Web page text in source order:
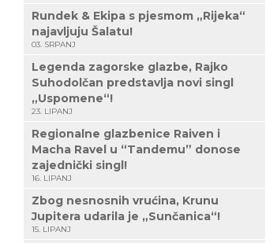
Rundek & Ekipa s pjesmom „Rijeka“
najavljuju Šalatu!
03. SRPANJ
Legenda zagorske glazbe, Rajko
Suhodolčan predstavlja novi singl
„Uspomene“!
23. LIPANJ
Regionalne glazbenice Raiven i
Macha Ravel u “Tandemu” donose
zajednički singl!
16. LIPANJ
Zbog nesnosnih vrućina, Krunu
Jupitera udarila je „Sunčanica“!
15. LIPANJ